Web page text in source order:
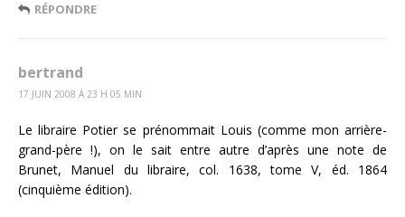
RÉPONDRE
bertrand
17 JUIN 2008 Á 23 H 05 MIN
Le libraire Potier se prénommait Louis (comme mon arrière-
grand-père !), on le sait entre autre d’après une note de
Brunet, Manuel du libraire, col. 1638, tome V, éd. 1864
(cinquième édition).